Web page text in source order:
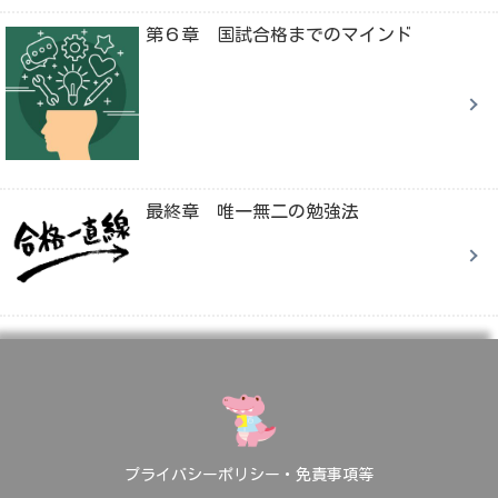
第６章 国試合格までのマインド
最終章 唯一無二の勉強法
プライバシーポリシー・免責事項等